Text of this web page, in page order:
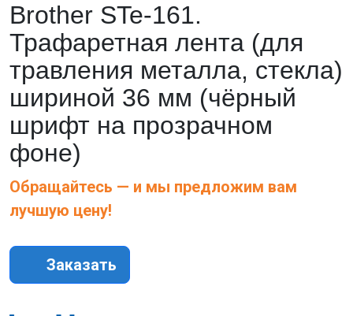
Brother STe-161.
Трафаретная лента (для
травления металла, стекла)
шириной 36 мм (чёрный
шрифт на прозрачном
фоне)
Обращайтесь — и мы предложим вам
лучшую цену!
Заказать